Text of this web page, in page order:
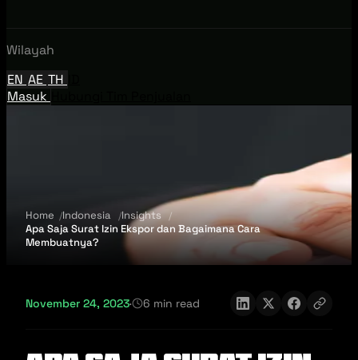
Wilayah
EN AE TH
Masuk
Home Indonesia
Insights
Apa Saja Surat Izin Ekspor dan Bagaimana Cara
Membuatnya?
November 24, 2023· 6 min read